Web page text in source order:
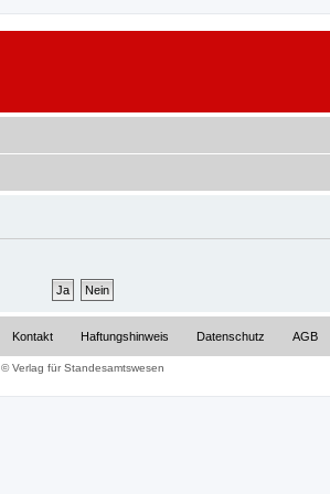
AGB
Datenschutz
Haftungshinweis
Kontakt
© Verlag für Standesamtswesen